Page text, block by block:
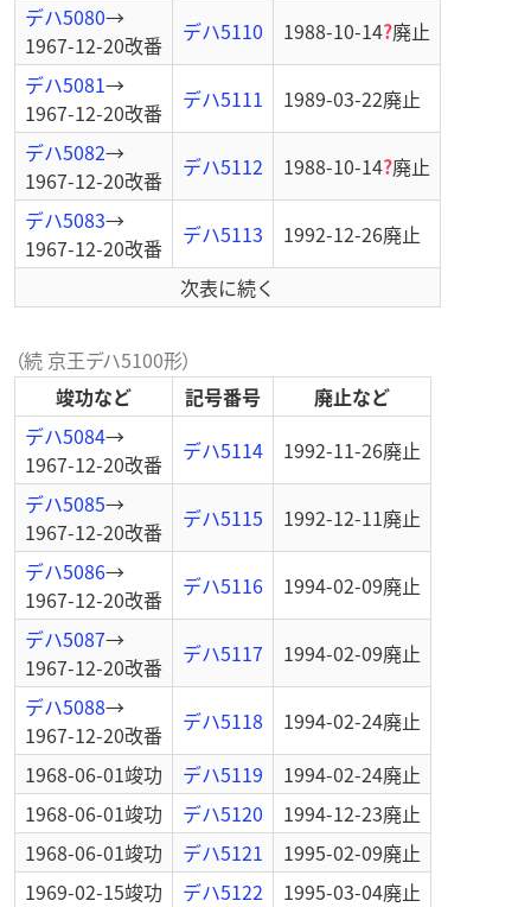
デハ5080→
1967-12-20改番 デハ5110 1988-10-14?廃止
デハ5081→
1967-12-20改番 デハ5111 1989-03-22廃止
デハ5082→
1967-12-20改番 デハ5112 1988-10-14?廃止
デハ5083→
1967-12-20改番 デハ5113 1992-12-26廃止
次表に続く
（続 京王デハ5100形）
竣功など
記号番号
廃止など
デハ5084→
1967-12-20改番 デハ5114 1992-11-26廃止
デハ5085→
1967-12-20改番 デハ5115 1992-12-11廃止
デハ5086→
1967-12-20改番 デハ5116 1994-02-09廃止
デハ5087→
1967-12-20改番 デハ5117 1994-02-09廃止
デハ5088→
1967-12-20改番 デハ5118 1994-02-24廃止
1968-06-01竣功 デハ5119 1994-02-24廃止
1968-06-01竣功 デハ5120 1994-12-23廃止
1968-06-01竣功 デハ5121 1995-02-09廃止
1969-02-15竣功 デハ5122 1995-03-04廃止